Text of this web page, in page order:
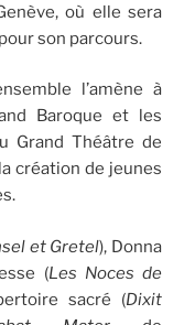
où elle sera
son parcours.
l’amène à
Baroque et les
Grand Théâtre de
création de jeunes
et Gretel), Donna
(Les Noces de
sacré (Dixit